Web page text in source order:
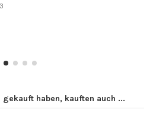
haben, kauften auch ...